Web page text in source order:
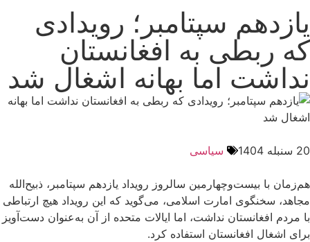
یازدهم سپتامبر؛ رویدادی
که ربطی به افغانستان
نداشت اما بهانه اشغال شد
20 سنبله 1404 سیاسی
هم‌زمان با بیست‌وچهارمین سالروز رویداد یازدهم سپتامبر، ذبیح‌الله
مجاهد، سخنگوی امارت اسلامی، می‌گوید که این رویداد هیچ ارتباطی
با مردم افغانستان نداشت، اما ایالات متحده از آن به‌عنوان دست‌آویز
برای اشغال افغانستان استفاده کرد.